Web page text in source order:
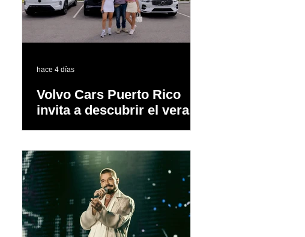
Volvo Cars Puerto Rico
invita a descubrir el verano
hace 4 días